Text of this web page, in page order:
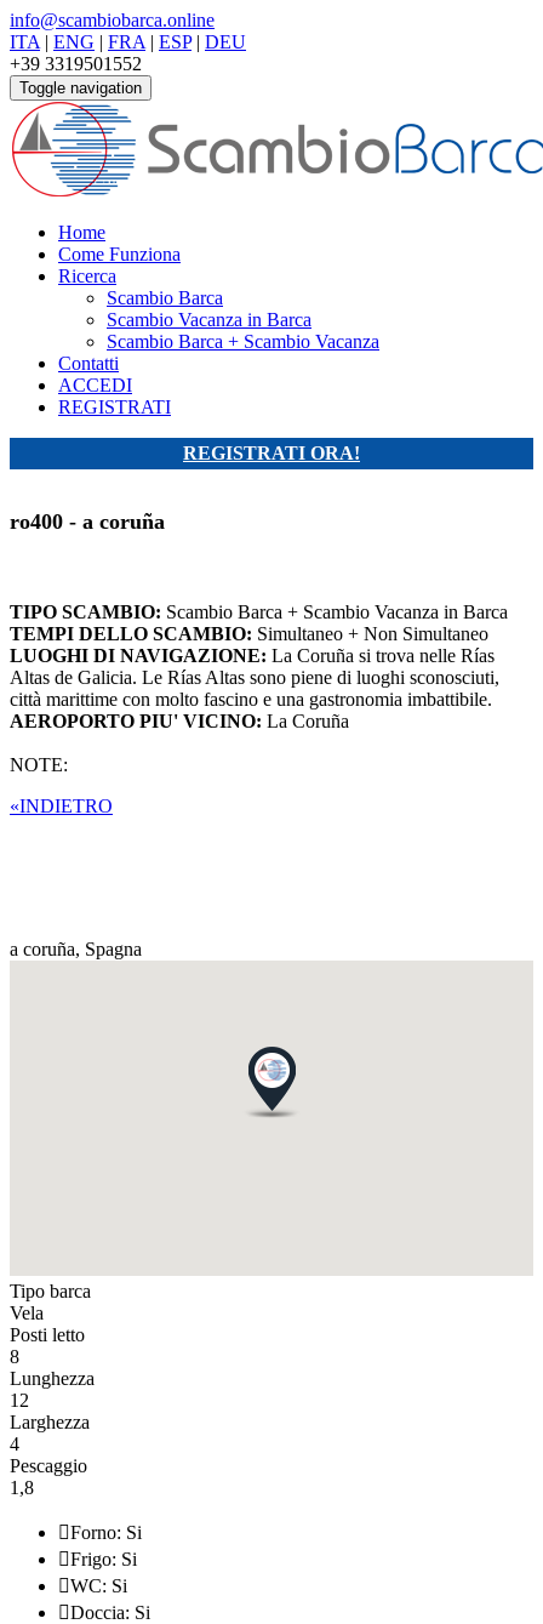
info@scambiobarca.online
ITA | ENG | FRA | ESP| DEU
+39 3319501552
Toggle navigation
Home
Come Funziona
Ricerca
Scambio Barca
Scambio Vacanza in Barca
Scambio Barca + Scambio Vacanza
Contatti
ACCEDI
REGISTRATI
REGISTRATI ORA!
ro400 - a coruña
TIPO SCAMBIO: Scambio Barca + Scambio Vacanza in Barca
TEMPI DELLO SCAMBIO: Simultaneo + Non Simultaneo
LUOGHI DI NAVIGAZIONE: La Coruña si trova nelle Rías
Altas de Galicia. Le Rías Altas sono piene di luoghi sconosciuti,
città marittime con molto fascino e una gastronomia imbattibile.
AEROPORTO PIU' VICINO: La Coruña
NOTE:
«INDIETRO
a coruña, Spagna
Tipo barca
Vela
Posti letto
8
Lunghezza
12
Larghezza
4
Pescaggio
1,8
Forno: Si
Frigo: Si
WC: Si
Doccia: Si